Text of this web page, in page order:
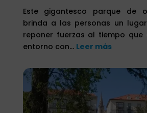
Este gigantesco parque de
brinda a las personas un
reponer fuerzas al tiempo que
entorno con… Leer más